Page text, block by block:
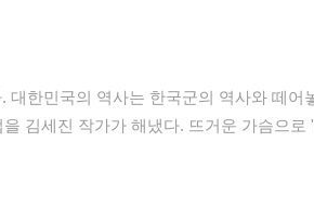
대한민국의 역사는 한국군의 역사와 떼어
김세진 작가가 해냈다. 뜨거운 가슴으